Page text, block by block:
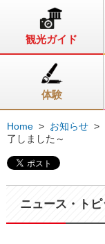
観光ガイド
体験
Home > お知らせ >
了しました～
ニュース・トピ